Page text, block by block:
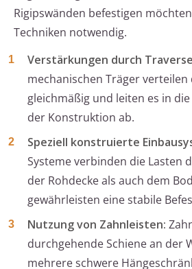
Rigipswänden befestigen
Techniken notwendig.
Verstärkungen durch
mechanischen Träger verteilen
gleichmäßig und leiten es in
der Konstruktion ab.
Speziell konstruierte
Systeme verbinden die Lasten
der Rohdecke als auch dem
gewährleisten eine stabile
Nutzung von Zahnleisten:
durchgehende Schiene an der
mehrere schwere